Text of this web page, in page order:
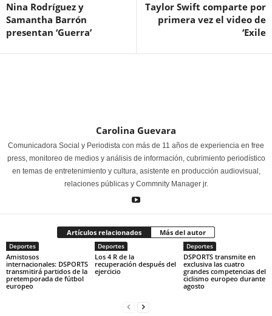
Nina Rodríguez y
Samantha Barrón
presentan ‘Guerra’
Taylor Swift comparte por
primera vez el video de
‘Exile
Carolina Guevara
Comunicadora Social y Periodista con más de 11 años de experiencia en free
press, monitoreo de medios y análisis de información, cubrimiento periodístico
en temas de entretenimiento y cultura, asistente en producción audiovisual,
relaciones públicas y Commnity Manager jr.
Artículos relacionados Más del autor
Deportes
Amistosos
internacionales: DSPORTS
transmitirá partidos de la
pretemporada de fútbol
europeo
Deportes
Los 4 R de la
recuperación después del
ejercicio
Deportes
DSPORTS transmite en
exclusiva las cuatro
grandes competencias del
ciclismo europeo durante
agosto